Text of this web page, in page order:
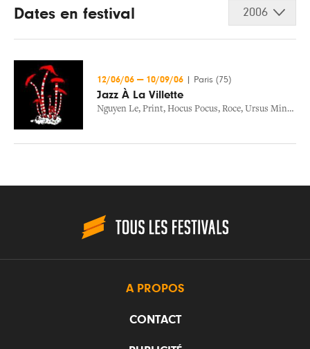
Dates en festival 2006
12/06/06 — 10/09/06 Paris (75)
Jazz À La Villette
Nguyen Le, Print, Hocus Pocus, Roce, Ursus Minor
A PROPOS
CONTACT